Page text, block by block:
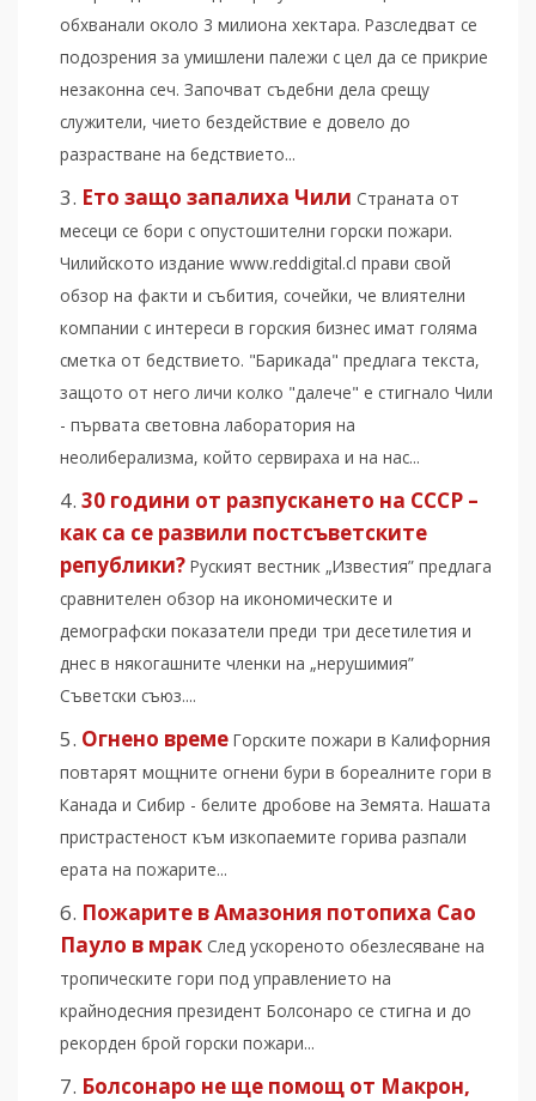
обхванали около 3 милиона хектара. Разследват се
подозрения за умишлени палежи с цел да се прикрие
незаконна сеч. Започват съдебни дела срещу
служители, чието бездействие е довело до
разрастване на бедствието...
Ето защо запалиха Чили Страната от
месеци се бори с опустошителни горски пожари.
Чилийското издание www.reddigital.cl прави свой
обзор на факти и събития, сочейки, че влиятелни
компании с интереси в горския бизнес имат голяма
сметка от бедствието. "Барикада" предлага текста,
защото от него личи колко "далече" е стигнало Чили
- първата световна лаборатория на
неолиберализма, който сервираха и на нас...
30 години от разпускането на СССР –
как са се развили постсъветските
републики? Руският вестник „Известия” предлага
сравнителен обзор на икономическите и
демографски показатели преди три десетилетия и
днес в някогашните членки на „нерушимия”
Съветски съюз....
Огнено време Горските пожари в Калифорния
повтарят мощните огнени бури в бореалните гори в
Канада и Сибир - белите дробове на Земята. Нашата
пристрастеност към изкопаемите горива разпали
ерата на пожарите...
Пожарите в Амазония потопиха Сао
Пауло в мрак След ускореното обезлесяване на
тропическите гори под управлението на
крайнодесния президент Болсонаро се стигна и до
рекорден брой горски пожари...
Болсонаро не ще помощ от Макрон,